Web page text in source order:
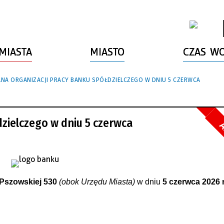
MIASTO CZAS
ORGANIZACJI PRACY BANKU SPÓŁDZIELCZEGO W DNIU 5 CZERWCA
w dniu 5 czerwca
Pszowskiej 530 (obok Urzędu Miasta) w dniu 5 czerwca 2026